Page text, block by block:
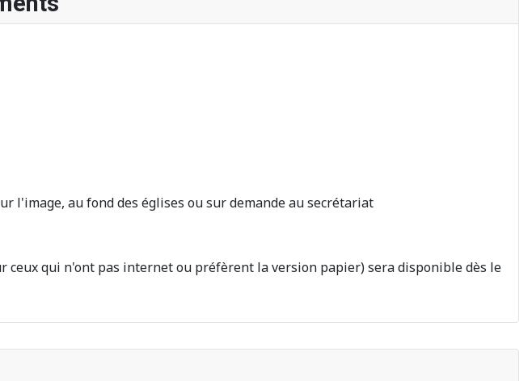
l'image, au fond des églises ou sur demande au secrétariat
qui n'ont pas internet ou préfèrent la version papier) sera disponible dès le